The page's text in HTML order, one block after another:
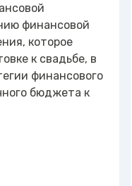
финансовой
которое
к свадьбе, в
финансового
бюджета к